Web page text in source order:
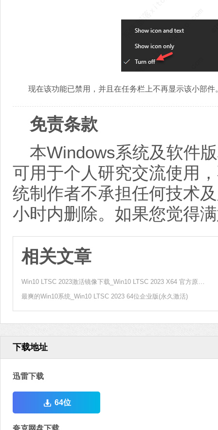
现在该功能已禁用，并且在任务栏上不再显示该小部件
免责条款
本Windows系统及软件
可用于个人研究交流使用
统制作者不承担任何技术
小时内删除。如果您觉得
相关文章
Win10 LTSC 2023激活镜像下载_Win10 LTSC 2023 X64 官方原版系统下载
最爽的Win10系统_Win10 LTSC 2023 64位企业版(永久激活)
下载地址
迅雷下载
64位
夸克网盘下载